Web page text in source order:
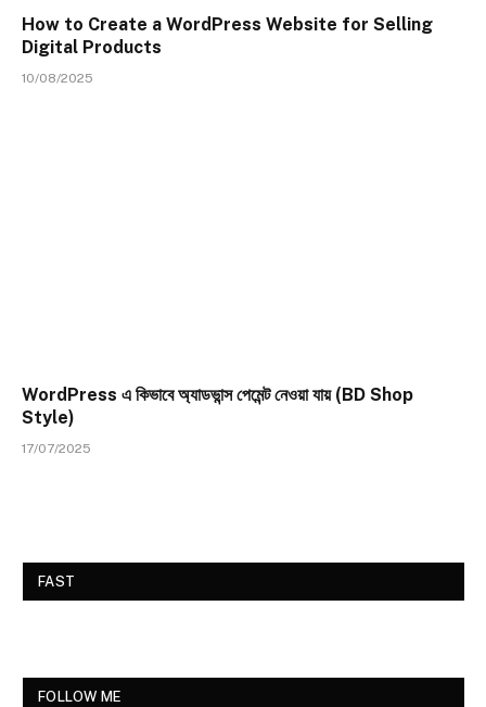
How to Create a WordPress Website for Selling
Digital Products
10/08/2025
WordPress এ কিভাবে অ্যাডভান্স পেমেন্ট নেওয়া যায় (BD Shop
Style)
17/07/2025
FAST
FOLLOW ME